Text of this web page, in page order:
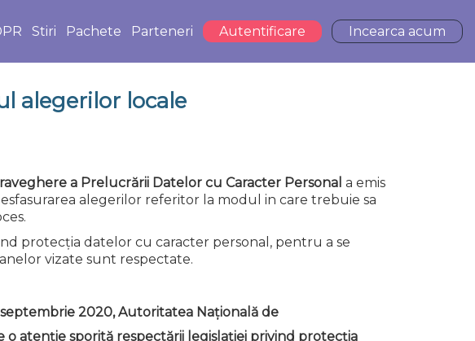
Stiri Pachete Parteneri Autentificare Incearca acum
alegerilor locale
a Prelucrării Datelor cu Caracter Personal a emis
alegerilor referitor la modul in care trebuie sa
protecția datelor cu caracter personal, pentru a se
vizate sunt respectate.
2020, Autoritatea Națională de
atenție sporită respectării legislației privind protecția